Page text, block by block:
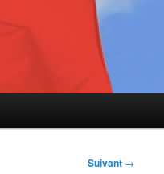
Suivant →